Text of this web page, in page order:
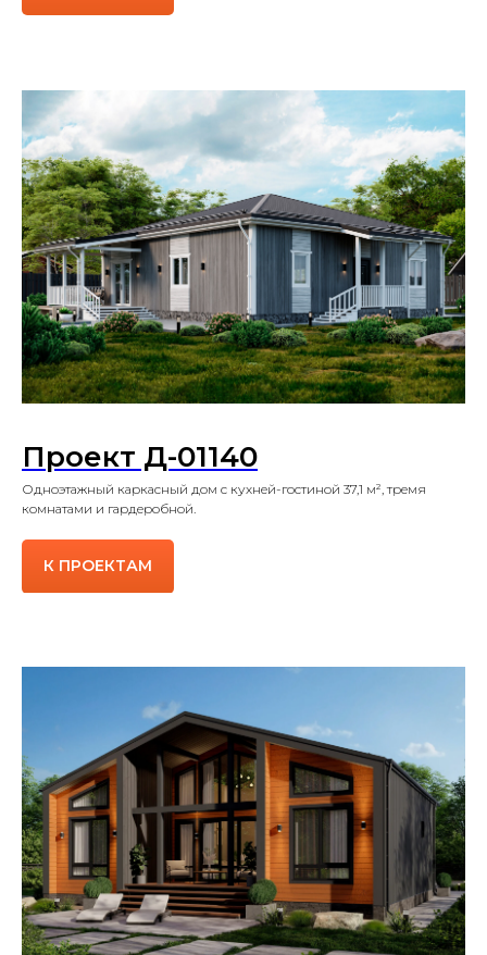
Проект Д-01140
Одноэтажный каркасный дом с кухней-гостиной 37,1 м², тремя
комнатами и гардеробной.
К ПРОЕКТАМ